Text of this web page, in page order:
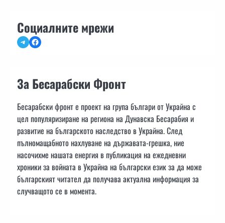
Социалните мрежи
TelegramFacebook
За Бесарабски Фронт
Бесарабски фронт е проект на група българи от Украйна с
цел популяризиране на региона на Дунавска Бесарабия и
развитие на българското наследство в Украйна. След
пълномащабното нахлуване на държавата-грешка, ние
насочихме нашата енергия в публикация на ежедневни
хроники за войната в Украйна на български език за да може
българският читател да получава актуална информация за
случващото се в момента.